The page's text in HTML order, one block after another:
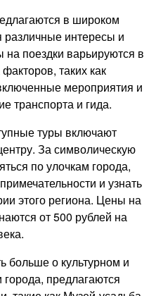
в широком
различные интересы и
поездки варьируются в
таких как
мероприятия и
транспорта и гида.
туры включают
За символическую
по улочкам города,
и узнать
этого региона. Цены на
от 500 рублей на
больше о культурном и
предлагаются